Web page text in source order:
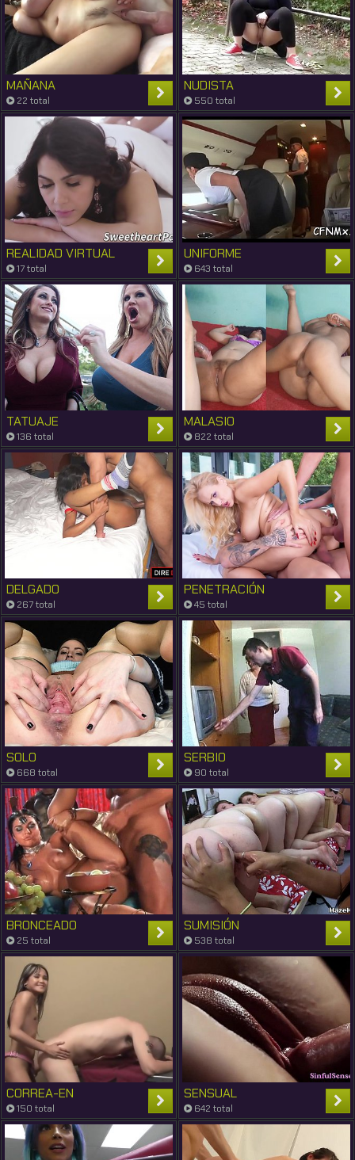
MAÑANA
22 total
NUDISTA
550 total
REALIDAD VIRTUAL
17 total
UNIFORME
643 total
TATUAJE
136 total
MALASIO
822 total
DELGADO
267 total
PENETRACIÓN
45 total
SOLO
668 total
SERBIO
90 total
BRONCEADO
25 total
SUMISIÓN
538 total
CORREA-EN
150 total
SENSUAL
642 total